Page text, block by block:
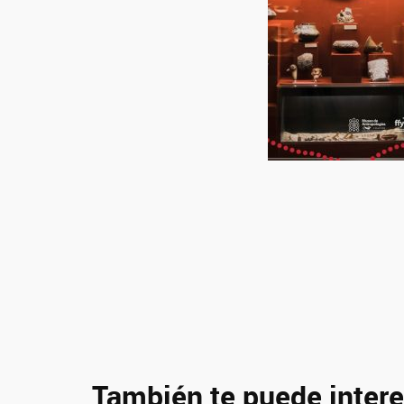
También te puede